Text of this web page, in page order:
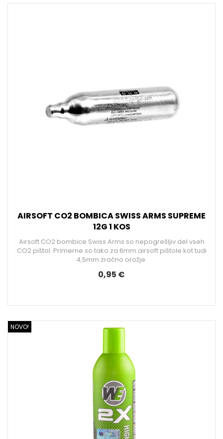
AIRSOFT CO2 BOMBICA SWISS ARMS SUPREME
12G 1 KOS
Airsoft CO2 bombice Swiss Arms so nepogrešljiv del vseh
CO2 pištol. Primerne so tako za 6mm airsoft pištole kot tudi
4,5mm zračno orožje.
0,95 €
NOVO!